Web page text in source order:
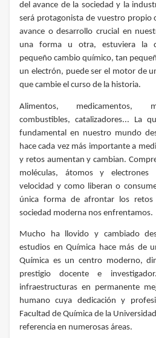
del avance de la sociedad y la
será protagonista de vuestro propio
avance o desarrollo crucial en
una forma u otra, estuviera la
pequeño cambio químico, tan
un electrón, puede ser el motor de
que cambie el curso de la historia.
Alimentos, medicamentos,
combustibles, catalizadores... La
fundamental en nuestro mundo
hace cada vez más importante a
y retos aumentan y cambian.
moléculas, átomos y electrones
velocidad y como liberan o
única forma de afrontar los
sociedad moderna nos enfrentamos.
Mucho ha llovido y cambiado
estudios en Química hace más de
Química es un centro moderno,
prestigio docente e
infraestructuras en permanente
humano cuya dedicación y
Facultad de Química de la
referencia en numerosas áreas.